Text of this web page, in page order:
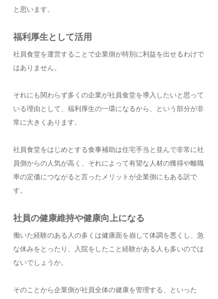
と思います。
福利厚生として活用
社員食堂を運営することで企業側が特別に利益を出せるわけで
はありません。
それにも関わらず多くの企業が社員食堂を導入したいと思って
いる理由として、福利厚生の一環になるから、という部分が非
常に大きくあります。
社員食堂をはじめとする食事補助は住宅手当と並んで非常に社
員側からの人気が高く、それによって有望な人材の獲得や離職
率の定価につながると言ったメリットが企業側にもある訳で
す。
社員の健康維持や健康向上になる
働いた経験のある人の多くは健康面を崩して体調を悪くし、急
な休みをとったり、入院をしたこと経験がある人も多いのでは
ないでしょうか。
そのことから企業側が社員全体の健康を管理する、といった